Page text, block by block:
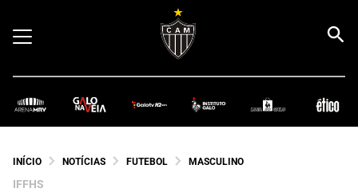
INÍCIO NOTÍCIAS FUTEBOL MASCULINO
IFFHS